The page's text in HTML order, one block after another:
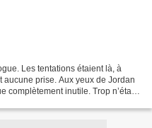
Les tentations étaient là, à
aucune prise. Aux yeux de Jordan
complètement inutile. Trop n’était